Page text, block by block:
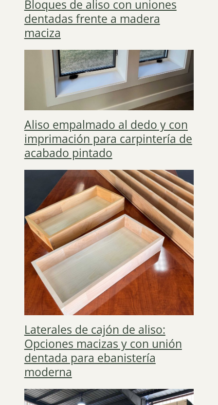
Bloques de aliso con uniones
dentadas frente a madera
maciza
Aliso empalmado al dedo y con
imprimación para carpintería de
acabado pintado
Laterales de cajón de aliso:
Opciones macizas y con unión
dentada para ebanistería
moderna